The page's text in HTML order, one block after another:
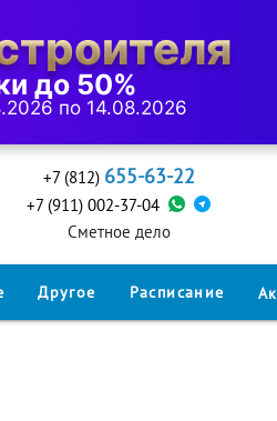
до 50%
по 14.08.2026
+7 (812) 655-63-22
+7 (911) 002-37-04
Cметное дело
Другое Расписание